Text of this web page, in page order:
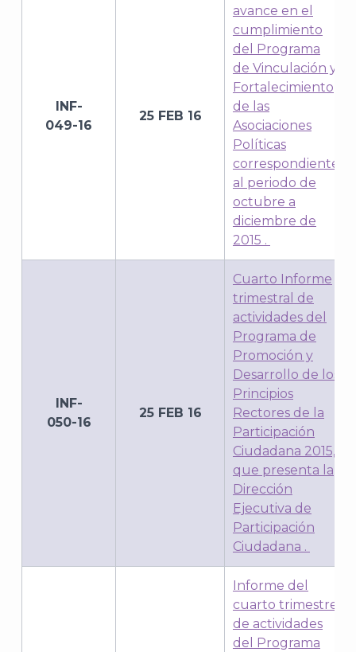
INF-
049-16
25 FEB 16
avance en el
cumplimiento
del Programa
de Vinculación y
Fortalecimiento
de las
Asociaciones
Políticas
correspondiente
al periodo de
octubre a
diciembre de
2015 .
INF-
050-16
25 FEB 16
Cuarto Informe
trimestral de
actividades del
Programa de
Promoción y
Desarrollo de los
Principios
Rectores de la
Participación
Ciudadana 2015,
que presenta la
Dirección
Ejecutiva de
Participación
Ciudadana .
Informe del
cuarto trimestre
de actividades
del Programa